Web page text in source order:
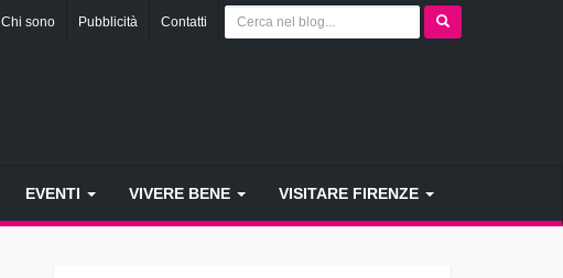
Chi sono Pubblicità Contatti
EVENTI VIVERE BENE VISITARE FIRENZE